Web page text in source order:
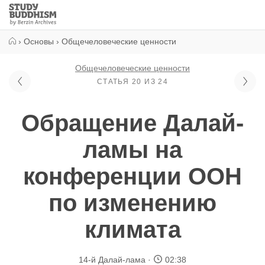
Close
Study
Buddhism
› Основы › Общечеловеческие ценности
Общечеловеческие ценности
СТАТЬЯ 20 ИЗ 24
Обращение Далай-
ламы на
конференции ООН
по изменению
климата
14-й Далай-лама 02:38